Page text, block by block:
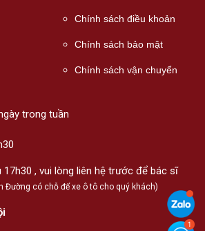
Chính sách điều khoản
Chính sách bảo mật
Chính sách vận chuyển
trong tuần
, vui lòng liên hệ trước để bác sĩ
Đường có chỗ để xe ô tô cho quý khách)